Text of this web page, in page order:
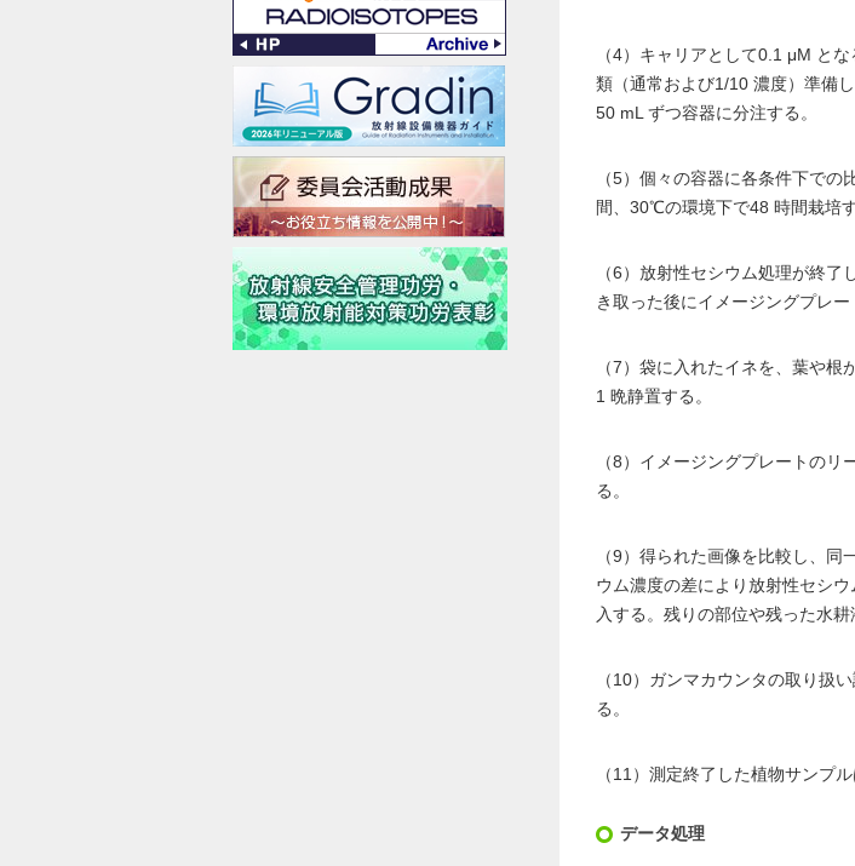
（4）キャリアとして0.1 μM と
類（通常および1/10 濃度）準備
50 mL ずつ容器に分注する。
（5）個々の容器に各条件下で
間、30℃の環境下で48 時間栽培す
（6）放射性セシウム処理が終
き取った後にイメージングプレ
（7）袋に入れたイネを、葉や根
1 晩静置する。
（8）イメージングプレートの
る。
（9）得られた画像を比較し、
ウム濃度の差により放射性セシ
入する。残りの部位や残った水
（10）ガンマカウンタの取り扱
る。
（11）測定終了した植物サンプ
データ処理